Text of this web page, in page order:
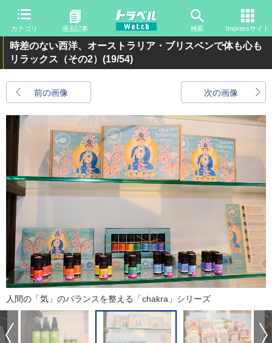
カテゴリ 過去記事 検索 Impressサイト
時差のない西洋、オーストラリア・ブリスベンで体も心も
リラックス（その2） (19/54)
前の画像 次の画像
人間の「気」のバランスを整える「chakra」シリーズ